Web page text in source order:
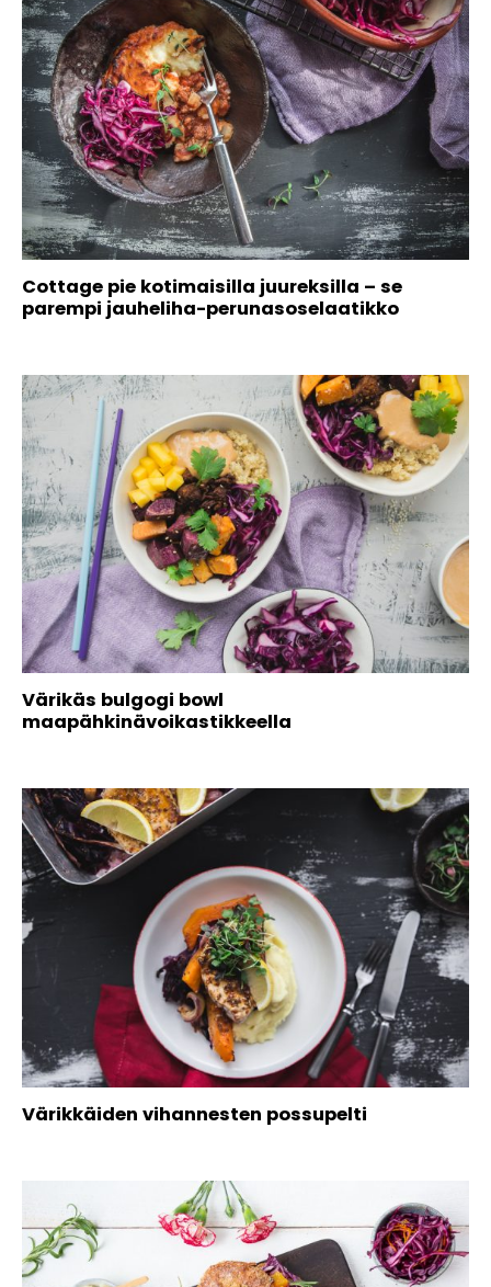
Cottage pie kotimaisilla juureksilla – se
parempi jauheliha-perunasoselaatikko
Värikäs bulgogi bowl
maapähkinävoikastikkeella
Värikkäiden vihannesten possupelti